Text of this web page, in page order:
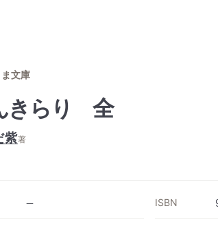
文庫
きらり 全
紫著
-- ISBN